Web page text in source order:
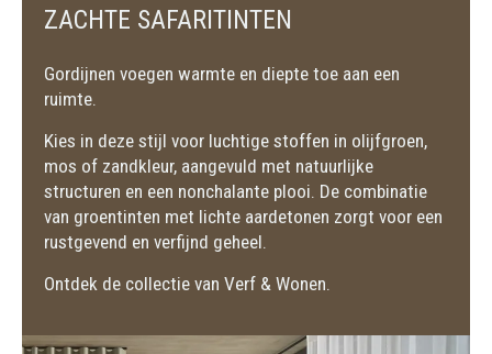
ZACHTE SAFARITINTEN
Gordijnen voegen warmte en diepte toe aan een
ruimte.
Kies in deze stijl voor luchtige stoffen in olijfgroen,
mos of zandkleur, aangevuld met natuurlijke
structuren en een nonchalante plooi. De combinatie
van groentinten met lichte aardetonen zorgt voor een
rustgevend en verfijnd geheel.
Ontdek de collectie van Verf & Wonen.